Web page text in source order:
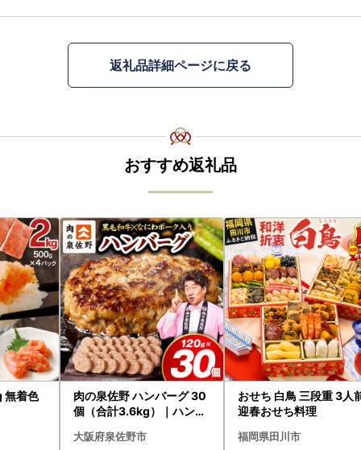
返礼品詳細ページに戻る
おすすめ返礼品
無着色
肉の泉佐野 ハンバーグ 30
個（合計3.6kg）｜ハンバ
わポーク
大阪府泉佐野市
おせち 白鳥 三段重 3人
迎春おせち料理
福岡県田川市